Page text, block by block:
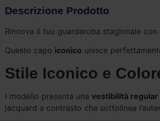
Descrizione Prodotto
Rinnova il tuo guardaroba stagionale con
Questo capo iconico unisce
Stile Iconico e
l modello presenta una vestibilità regular
jacquard a contrasto che sottolinea